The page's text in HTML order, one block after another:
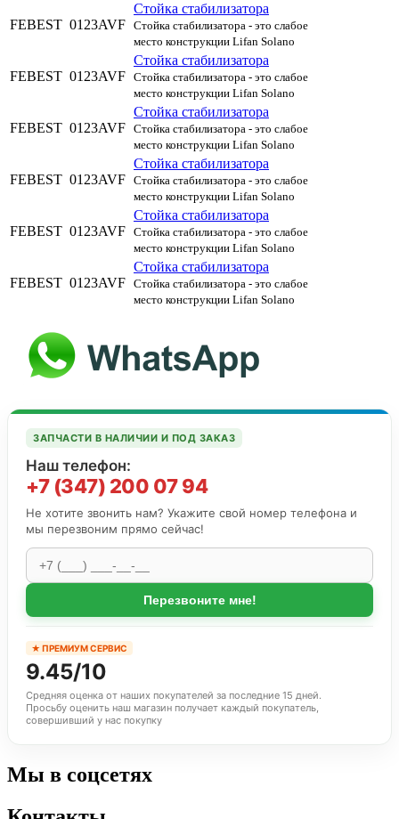
FEBEST 0123AVF
Стойка стабилизатора
Стойка стабилизатора - это слабое
место конструкции Lifan Solano
FEBEST 0123AVF
Стойка стабилизатора
Стойка стабилизатора - это слабое
место конструкции Lifan Solano
FEBEST 0123AVF
Стойка стабилизатора
Стойка стабилизатора - это слабое
место конструкции Lifan Solano
FEBEST 0123AVF
Стойка стабилизатора
Стойка стабилизатора - это слабое
место конструкции Lifan Solano
FEBEST 0123AVF
Стойка стабилизатора
Стойка стабилизатора - это слабое
место конструкции Lifan Solano
FEBEST 0123AVF
Стойка стабилизатора
Стойка стабилизатора - это слабое
место конструкции Lifan Solano
ЗАПЧАСТИ В НАЛИЧИИ И ПОД ЗАКАЗ
Наш телефон:
+7 (347) 200 07 94
Не хотите звонить нам? Укажите свой номер телефона и
мы перезвоним прямо сейчас!
Перезвоните мне!
★ ПРЕМИУМ СЕРВИС
9.45/10
Средняя оценка от наших покупателей за последние 15 дней.
Просьбу оценить наш магазин получает каждый покупатель,
совершивший у нас покупку
Мы в соцсетях